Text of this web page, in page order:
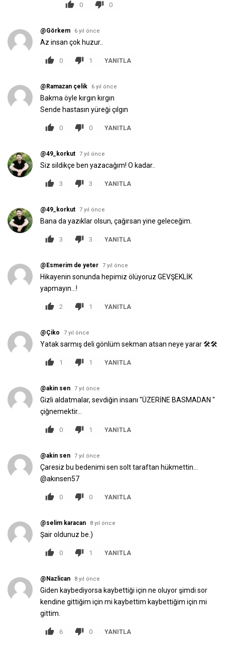
0 0
@Görkem 6 yıl önce
Az insan çok huzur..
0 1 YANITLA
@Ramazan çelik 6 yıl önce
Bakma öyle kırgın kırgın
Sende hastasın yüreği çılgın
0 0 YANITLA
@49_korkut 7 yıl önce
Siz sildikçe ben yazacağım! O kadar..
3 3 YANITLA
@49_korkut 7 yıl önce
Bana da yazıklar olsun, çağırsan yine geleceğim.
3 3 YANITLA
@Esmerim de yeter 7 yıl önce
Hikayenin sonunda hepimiz ölüyoruz GEVŞEKLİK
yapmayın...!
2 1 YANITLA
@Çiko 7 yıl önce
Yatak sarmış deli gönlüm sekman atsan neye yarar 🛠🛠
1 1 YANITLA
@akin sen 7 yıl önce
Gizli aldatmalar, sevdiğin insanı "ÜZERİNE BASMADAN "
çiğnemektir...
0 1 YANITLA
@akin sen 7 yıl önce
Çaresiz bu bedenimi sen solt taraftan hükmettin...
@akınsen57
0 0 YANITLA
@selim karacan 8 yıl önce
Şair oldunuz be.)
0 1 YANITLA
@Nazlican 8 yıl önce
Giden kaybediyorsa kaybettiği için ne oluyor şimdi sor
kendine gittiğim için mi kaybettim kaybettiğim için mi
gittim.
6 0 YANITLA